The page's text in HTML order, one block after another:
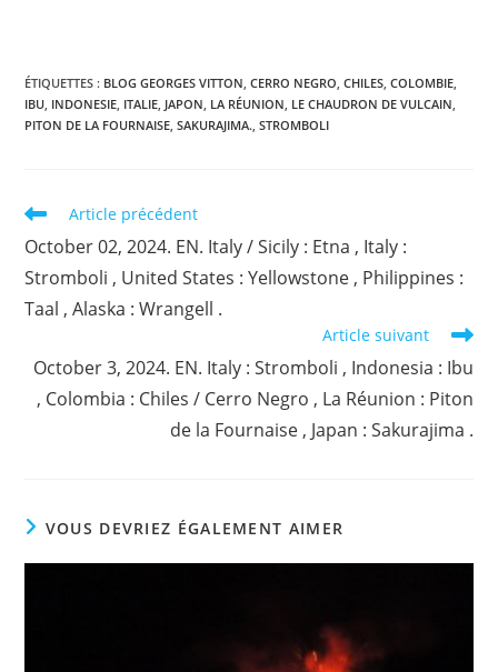
ÉTIQUETTES : BLOG GEORGES VITTON CERRO NEGRO CHILES COLOMBIE
IBU INDONESIE ITALIE JAPON LA RÉUNION LE CHAUDRON DE VULCAIN
PITON DE LA FOURNAISE SAKURAJIMA. STROMBOLI
Read
articles
Article précédent
October 02, 2024. EN. Italy / Sicily : Etna , Italy :
Stromboli , United States : Yellowstone , Philippines :
Taal , Alaska : Wrangell .
Article suivant
October 3, 2024. EN. Italy : Stromboli , Indonesia : Ibu
, Colombia : Chiles / Cerro Negro , La Réunion : Piton
de la Fournaise , Japan : Sakurajima .
VOUS DEVRIEZ ÉGALEMENT AIMER